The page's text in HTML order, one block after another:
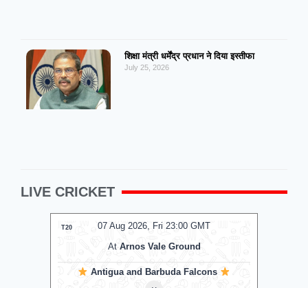
शिक्षा मंत्री धर्मेंद्र प्रधान ने दिया इस्तीफा
July 25, 2026
LIVE CRICKET
07 Aug 2026, Fri 23:00 GMT
T20
At Arnos Vale Ground
Antigua and Barbuda Falcons